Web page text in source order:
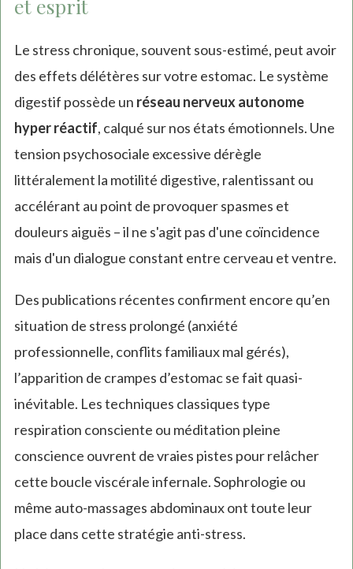
et esprit
Le stress chronique, souvent sous-estimé, peut avoir
des effets délétères sur votre estomac. Le système
digestif possède un réseau nerveux autonome
hyper réactif, calqué sur nos états émotionnels. Une
tension psychosociale excessive dérègle
littéralement la motilité digestive, ralentissant ou
accélérant au point de provoquer spasmes et
douleurs aiguës – il ne s'agit pas d'une coïncidence
mais d'un dialogue constant entre cerveau et ventre.
Des publications récentes confirment encore qu’en
situation de stress prolongé (anxiété
professionnelle, conflits familiaux mal gérés),
l’apparition de crampes d’estomac se fait quasi-
inévitable. Les techniques classiques type
respiration consciente ou méditation pleine
conscience ouvrent de vraies pistes pour relâcher
cette boucle viscérale infernale. Sophrologie ou
même auto-massages abdominaux ont toute leur
place dans cette stratégie anti-stress.